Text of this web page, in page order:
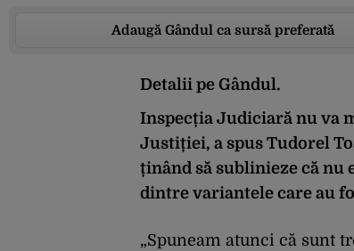
Adaugă Gândul ca sursă preferată
Detalii pe Gândul.
Inspecția Judiciară nu va
Justiției, a spus Tudorel
ținând să sublinieze că nu
dintre variantele care au
„Spuneam atunci că sunt